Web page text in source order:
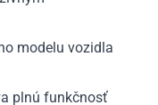
modelu vozidla
plnú funkčnosť